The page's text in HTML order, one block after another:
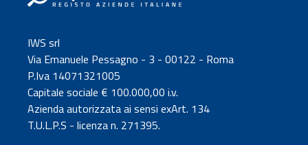
IWS srl
Via Emanuele Pessagno - 3 - 00122 - Roma
P.Iva 14071321005
Capitale sociale € 100.000,00 i.v.
Azienda autorizzata ai sensi exArt. 134
T.U.L.P.S - licenza n. 271395.